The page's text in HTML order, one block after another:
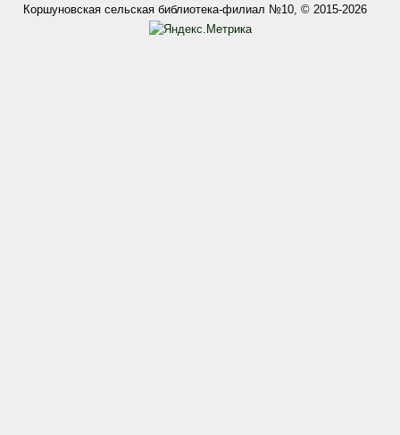
Коршуновская сельская библиотека-филиал №10, © 2015-2026